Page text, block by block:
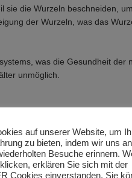
die Wurzeln beschneiden,
der Wurzeln, was das
was die Gesundheit der
unmöglich.
T-Shirts, Mützen,
auf unserer Website, um
zu bieten, indem wir uns
Besuche erinnern.
erklären Sie sich mit der
Cookies einverstanden. Sie